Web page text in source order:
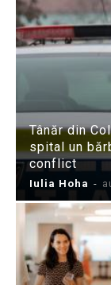
Tânăr din
spital un
conflict
Iulia Hoha -